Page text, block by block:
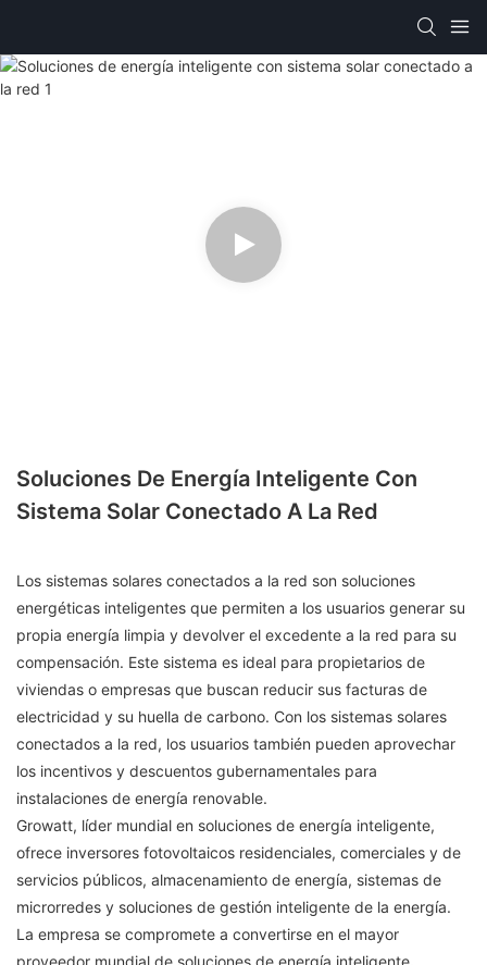
Soluciones De Energía Inteligente Con
Sistema Solar Conectado A La Red
Los sistemas solares conectados a la red son soluciones
energéticas inteligentes que permiten a los usuarios generar su
propia energía limpia y devolver el excedente a la red para su
compensación. Este sistema es ideal para propietarios de
viviendas o empresas que buscan reducir sus facturas de
electricidad y su huella de carbono. Con los sistemas solares
conectados a la red, los usuarios también pueden aprovechar
los incentivos y descuentos gubernamentales para
instalaciones de energía renovable.
Growatt, líder mundial en soluciones de energía inteligente,
ofrece inversores fotovoltaicos residenciales, comerciales y de
servicios públicos, almacenamiento de energía, sistemas de
microrredes y soluciones de gestión inteligente de la energía.
La empresa se compromete a convertirse en el mayor